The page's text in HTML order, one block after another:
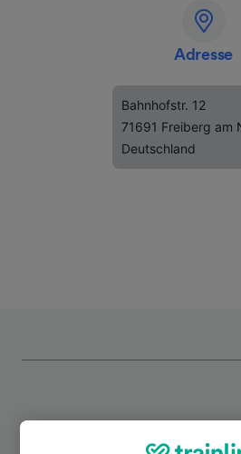
Adresse
Bahnhofstr. 12
71691 Freiberg am
Deutschland
Top Strecken ab